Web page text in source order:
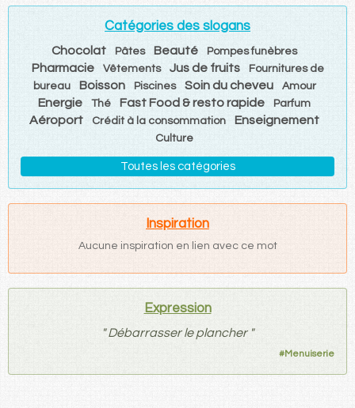
Catégories des slogans
Chocolat Pâtes Beauté Pompes funèbres
Pharmacie Vêtements Jus de fruits
Fournitures de
bureau
Boisson Piscines Soin du cheveu Amour
Energie Thé Fast Food & resto rapide Parfum
Aéroport Crédit à la consommation Enseignement
Culture
Toutes les catégories
Inspiration
Aucune inspiration en lien avec ce mot
Expression
" Débarrasser le plancher "
#Menuiserie